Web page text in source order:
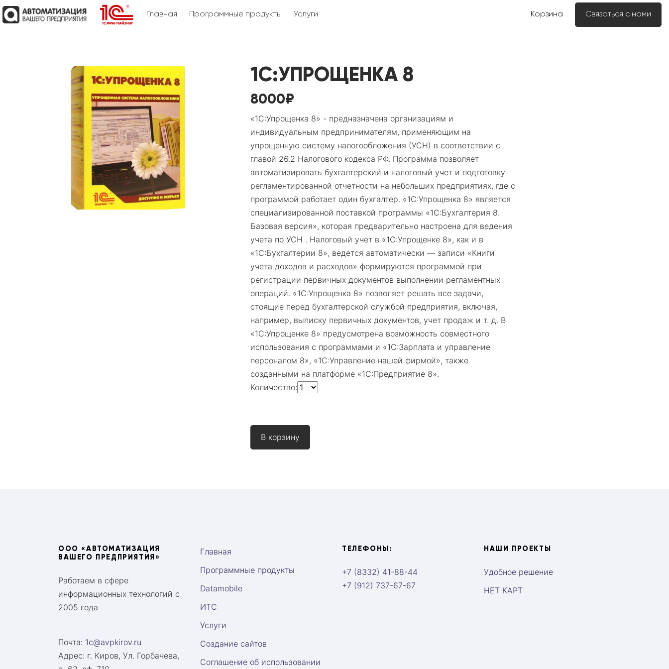
Главная Программные продукты Услуги Корзина Связаться с нами
1С:УПРОЩЕНКА 8
8000₽
«1С:Упрощенка 8» - предназначена организациям и
индивидуальным предпринимателям, применяющим на
упрощенную систему налогообложения (УСН) в соответствии с
главой 26.2 Налогового кодекса РФ. Программа позволяет
автоматизировать бухгалтерский и налоговый учет и подготовку
регламентированной отчетности на небольших предприятиях, где с
программой работает один бухгалтер. «1С:Упрощенка 8» является
специализированной поставкой программы «1С:Бухгалтерия 8.
Базовая версия», которая предварительно настроена для ведения
учета по УСН . Налоговый учет в «1С:Упрощенке 8», как и в
«1С:Бухгалтерии 8», ведется автоматически — записи «Книги
учета доходов и расходов» формируются программой при
регистрации первичных документов выполнении регламентных
операций. «1С:Упрощенка 8» позволяет решать все задачи,
стоящие перед бухгалтерской службой предприятия, включая,
например, выписку первичных документов, учет продаж и т. д. В
«1С:Упрощенке 8» предусмотрена возможность совместного
использования с программами и «1С:Зарплата и управление
персоналом 8», «1С:Управление нашей фирмой», также
созданными на платформе «1С:Предприятие 8».
Количество:
ООО «АВТОМАТИЗАЦИЯ
ВАШЕГО ПРЕДПРИЯТИЯ»
Работаем в сфере
информационных технологий с
2005 года
Почта: 1c@avpkirov.ru
Адрес: г. Киров, Ул. Горбачева,
Главная
Программные продукты
Datamobile
ИТС
Услуги
Создание сайтов
Соглашение об использовании
ТЕЛЕФОНЫ:
+7 (8332) 41-88-44
+7 (912) 737-67-67
НАШИ ПРОЕКТЫ
Удобное решение
НЕТ КАРТ